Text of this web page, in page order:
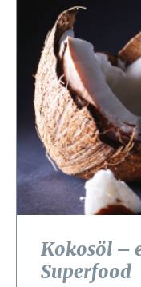
Kokosöl –
Superfood